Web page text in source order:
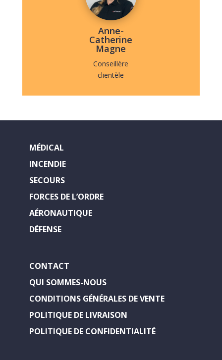
Anne-
Catherine
Magne
Conseillère
clientèle
MÉDICAL
INCENDIE
SECOURS
FORCES DE L’ORDRE
AÉRONAUTIQUE
DÉFENSE
CONTACT
QUI SOMMES-NOUS
CONDITIONS GÉNÉRALES DE VENTE
POLITIQUE DE LIVRAISON
POLITIQUE DE CONFIDENTIALITÉ